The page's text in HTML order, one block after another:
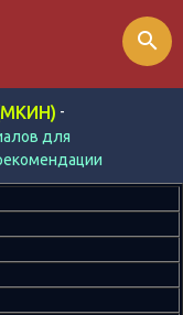
-
для
search